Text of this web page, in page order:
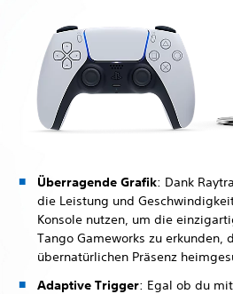
Überragende Grafik: Dank
die Leistung und
Konsole nutzen, um die
Tango Gameworks zu erkunden,
übernatürlichen Präsenz
Adaptive Trigger: Egal ob du